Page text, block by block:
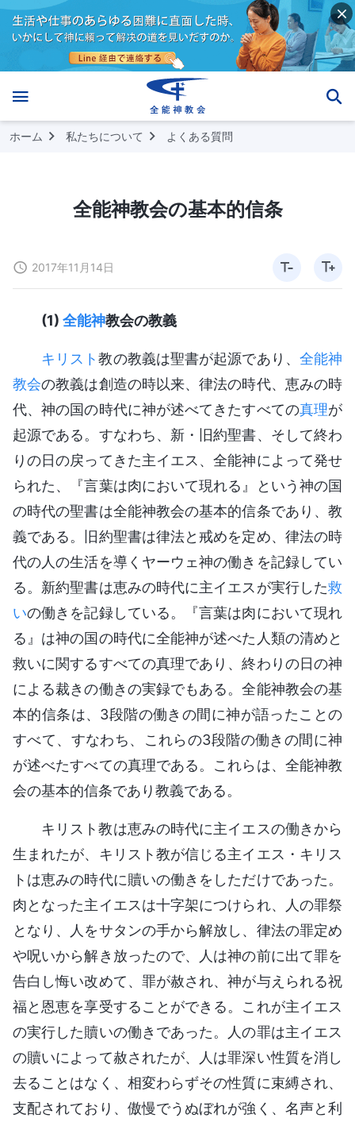
ホーム 私たちについて よくある質問
全能神教会の基本的信条
2017年11月14日
(1) 全能神教会の教義
キリスト教の教義は聖書が起源であり、 全能神
教会の教義は創造の時以来、律法の時代、恵みの時
代、神の国の時代に神が述べてきたすべての真理が
起源である。すなわち、新・旧約聖書、そして終わ
りの日の戻ってきた主イエス、全能神によって発せ
られた、『言葉は肉において現れる』という神の国
の時代の聖書は全能神教会の基本的信条であり、教
義である。旧約聖書は律法と戒めを定め、律法の時
代の人の生活を導くヤーウェ神の働きを記録してい
る。新約聖書は恵みの時代に主イエスが実行した救
いの働きを記録している。『言葉は肉において現れ
る』は神の国の時代に全能神が述べた人類の清めと
救いに関するすべての真理であり、終わりの日の神
による裁きの働きの実録でもある。全能神教会の基
本的信条は、3段階の働きの間に神が語ったことの
すべて、すなわち、これらの3段階の働きの間に神
が述べたすべての真理である。これらは、全能神教
会の基本的信条であり教義である。
キリスト教は恵みの時代に主イエスの働きから
生まれたが、キリスト教が信じる主イエス・キリス
トは恵みの時代に贖いの働きをしただけであった。
肉となった主イエスは十字架につけられ、人の罪祭
となり、人をサタンの手から解放し、律法の罪定め
や呪いから解き放ったので、人は神の前に出て罪を
告白し悔い改めて、罪が赦され、神が与えられる祝
福と恩恵を享受することができる。これが主イエス
の実行した贖いの働きであった。人の罪は主イエス
の贖いによって赦されたが、人は罪深い性質を消し
去ることはなく、相変わらずその性質に束縛され、
支配されており、傲慢でうぬぼれが強く、名声と利